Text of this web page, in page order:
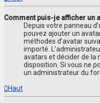
Comment puis-je afficher un
Depuis votre panneau
pouvez ajouter un
méthodes d’avatar
importé.
avatars et décider de la
disposition. Si vous ne
un administrateur du
Haut